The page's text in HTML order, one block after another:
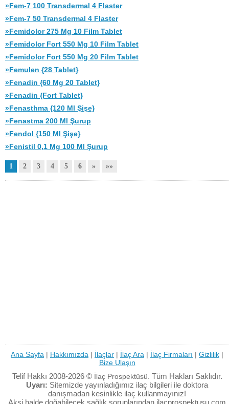
»Fem-7 100 Transdermal 4 Flaster
»Fem-7 50 Transdermal 4 Flaster
»Femidolor 275 Mg 10 Film Tablet
»Femidolor Fort 550 Mg 10 Film Tablet
»Femidolor Fort 550 Mg 20 Film Tablet
»Femulen {28 Tablet}
»Fenadin {60 Mg 20 Tablet}
»Fenadin {Fort Tablet}
»Fenasthma {120 Ml Şişe}
»Fenastma 200 Ml Şurup
»Fendol {150 Ml Şişe}
»Fenistil 0,1 Mg 100 Ml Şurup
1 2 3 4 5 6 » »»
Ana Sayfa | Hakkımızda | İlaçlar | İlaç Ara | İlaç Firmaları | Gizlilik |
Bize Ulaşın
Telif Hakkı 2008-2026 © İlaç Prospektüsü. Tüm Hakları Saklıdır.
Uyarı: Sitemizde yayınladığımız ilaç bilgileri ile doktora
danışmadan kesinlikle ilaç kullanmayınız!
Aksi halde doğabilecek sağlık sorunlarından ilacprospektusu.com